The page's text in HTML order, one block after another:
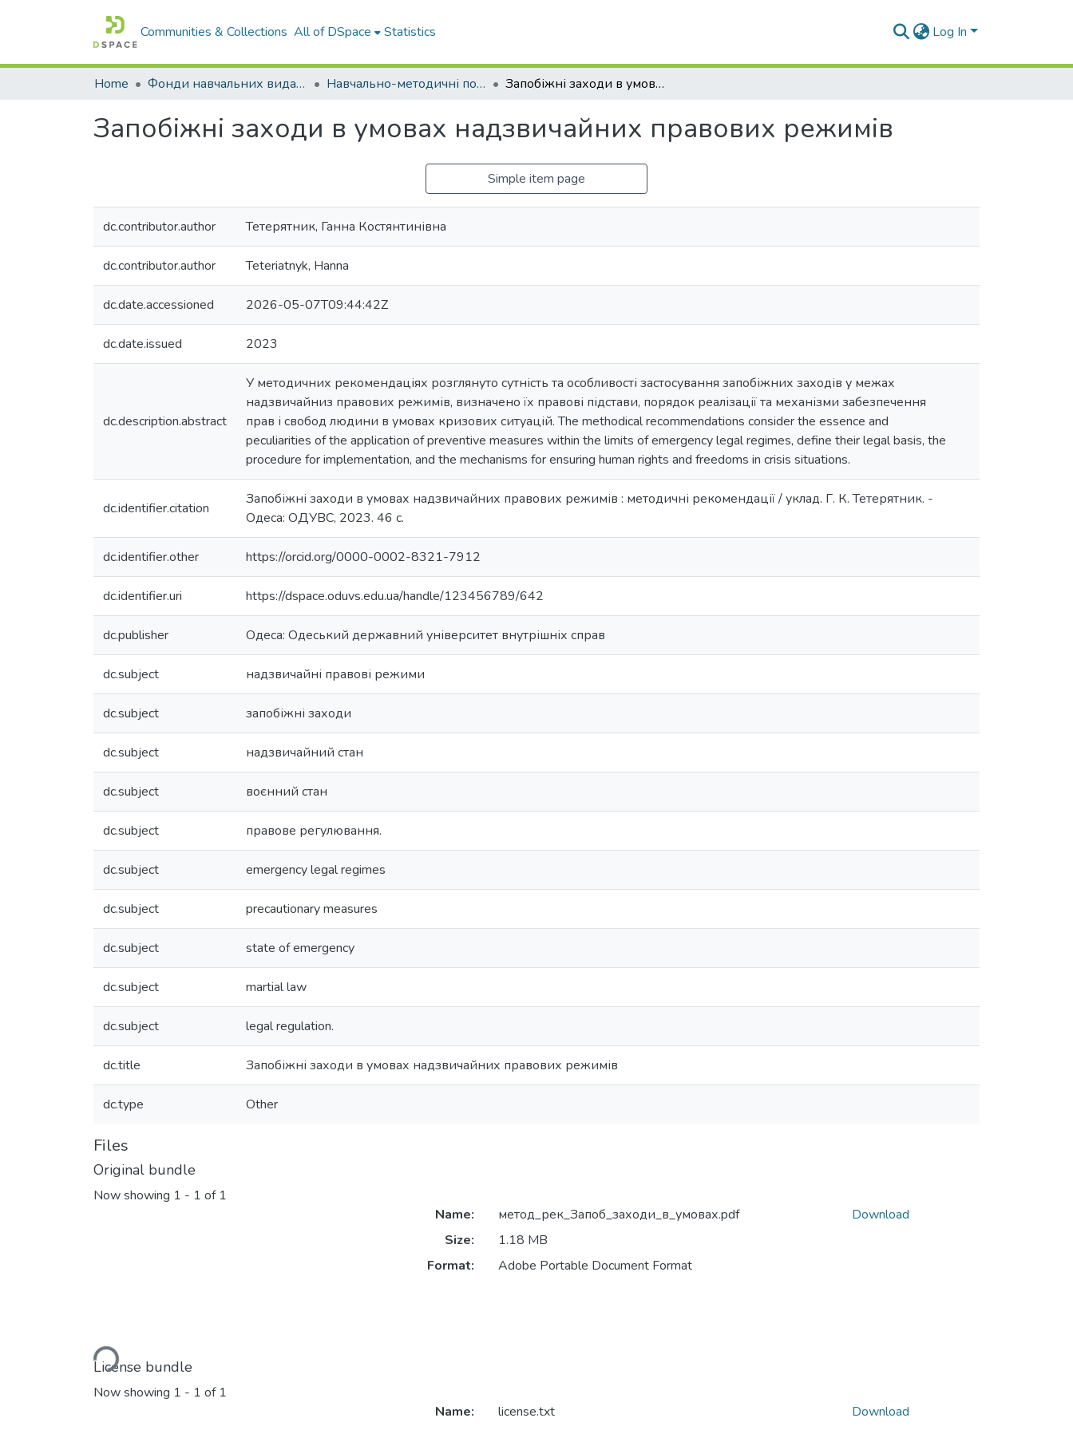
Communities & Collections All of DSpace Statistics Log In
Home Фонди навчальних видань Навчально-методичні посібники Запобіжні заходи в умовах надзвичайних правових режимів
Запобіжні заходи в умовах надзвичайних правових режимів
Simple item page
dc.contributor.author Тетерятник, Ганна Костянтинівна
dc.contributor.author Teteriatnyk, Hanna
dc.date.accessioned 2026-05-07T09:44:42Z
dc.date.issued 2023
dc.description.abstract
У методичних рекомендаціях розглянуто сутність та особливості застосування запобіжних заходів у межах
надзвичайниз правових режимів, визначено їх правові підстави, порядок реалізації та механізми забезпечення
прав і свобод людини в умовах кризових ситуацій. The methodical recommendations consider the essence and
peculiarities of the application of preventive measures within the limits of emergency legal regimes, define their legal basis, the
procedure for implementation, and the mechanisms for ensuring human rights and freedoms in crisis situations.
dc.identifier.citation
Запобіжні заходи в умовах надзвичайних правових режимів : методичні рекомендації / уклад. Г. К. Тетерятник. -
Одеса: ОДУВС, 2023. 46 с.
dc.identifier.other https://orcid.org/0000-0002-8321-7912
dc.identifier.uri https://dspace.oduvs.edu.ua/handle/123456789/642
dc.publisher Одеса: Одеський державний університет внутрішніх справ
dc.subject надзвичайні правові режими
dc.subject запобіжні заходи
dc.subject надзвичайний стан
dc.subject воєнний стан
dc.subject правове регулювання.
dc.subject emergency legal regimes
dc.subject precautionary measures
dc.subject state of emergency
dc.subject martial law
dc.subject legal regulation.
dc.title Запобіжні заходи в умовах надзвичайних правових режимів
dc.type Other
Files
Original bundle
Now showing 1 - 1 of 1
Loading...
Name:
метод_рек_Запоб_заходи_в_умовах.pdf
Size:
1.18 MB
Format:
Adobe Portable Document Format
Download
License bundle
Now showing 1 - 1 of 1
Name:
license.txt
Download